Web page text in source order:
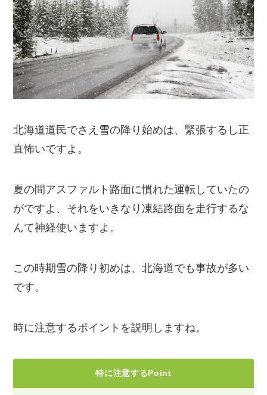
北海道道民でさえ雪の降り始めは、緊張するし正
直怖いですよ。
夏の間アスファルト路面に慣れた運転していたの
がですよ、それをいきなり凍結路面を走行するな
んて神経使いますよ。
この時期雪の降り初めは、北海道でも事故が多い
です。
時に注意するポイントを説明しますね。
特に注意するPoint